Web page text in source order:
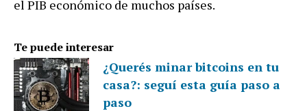
el PIB económico de muchos países.
Te puede interesar
¿Querés minar bitcoins en tu
casa?: seguí esta guía paso a
paso